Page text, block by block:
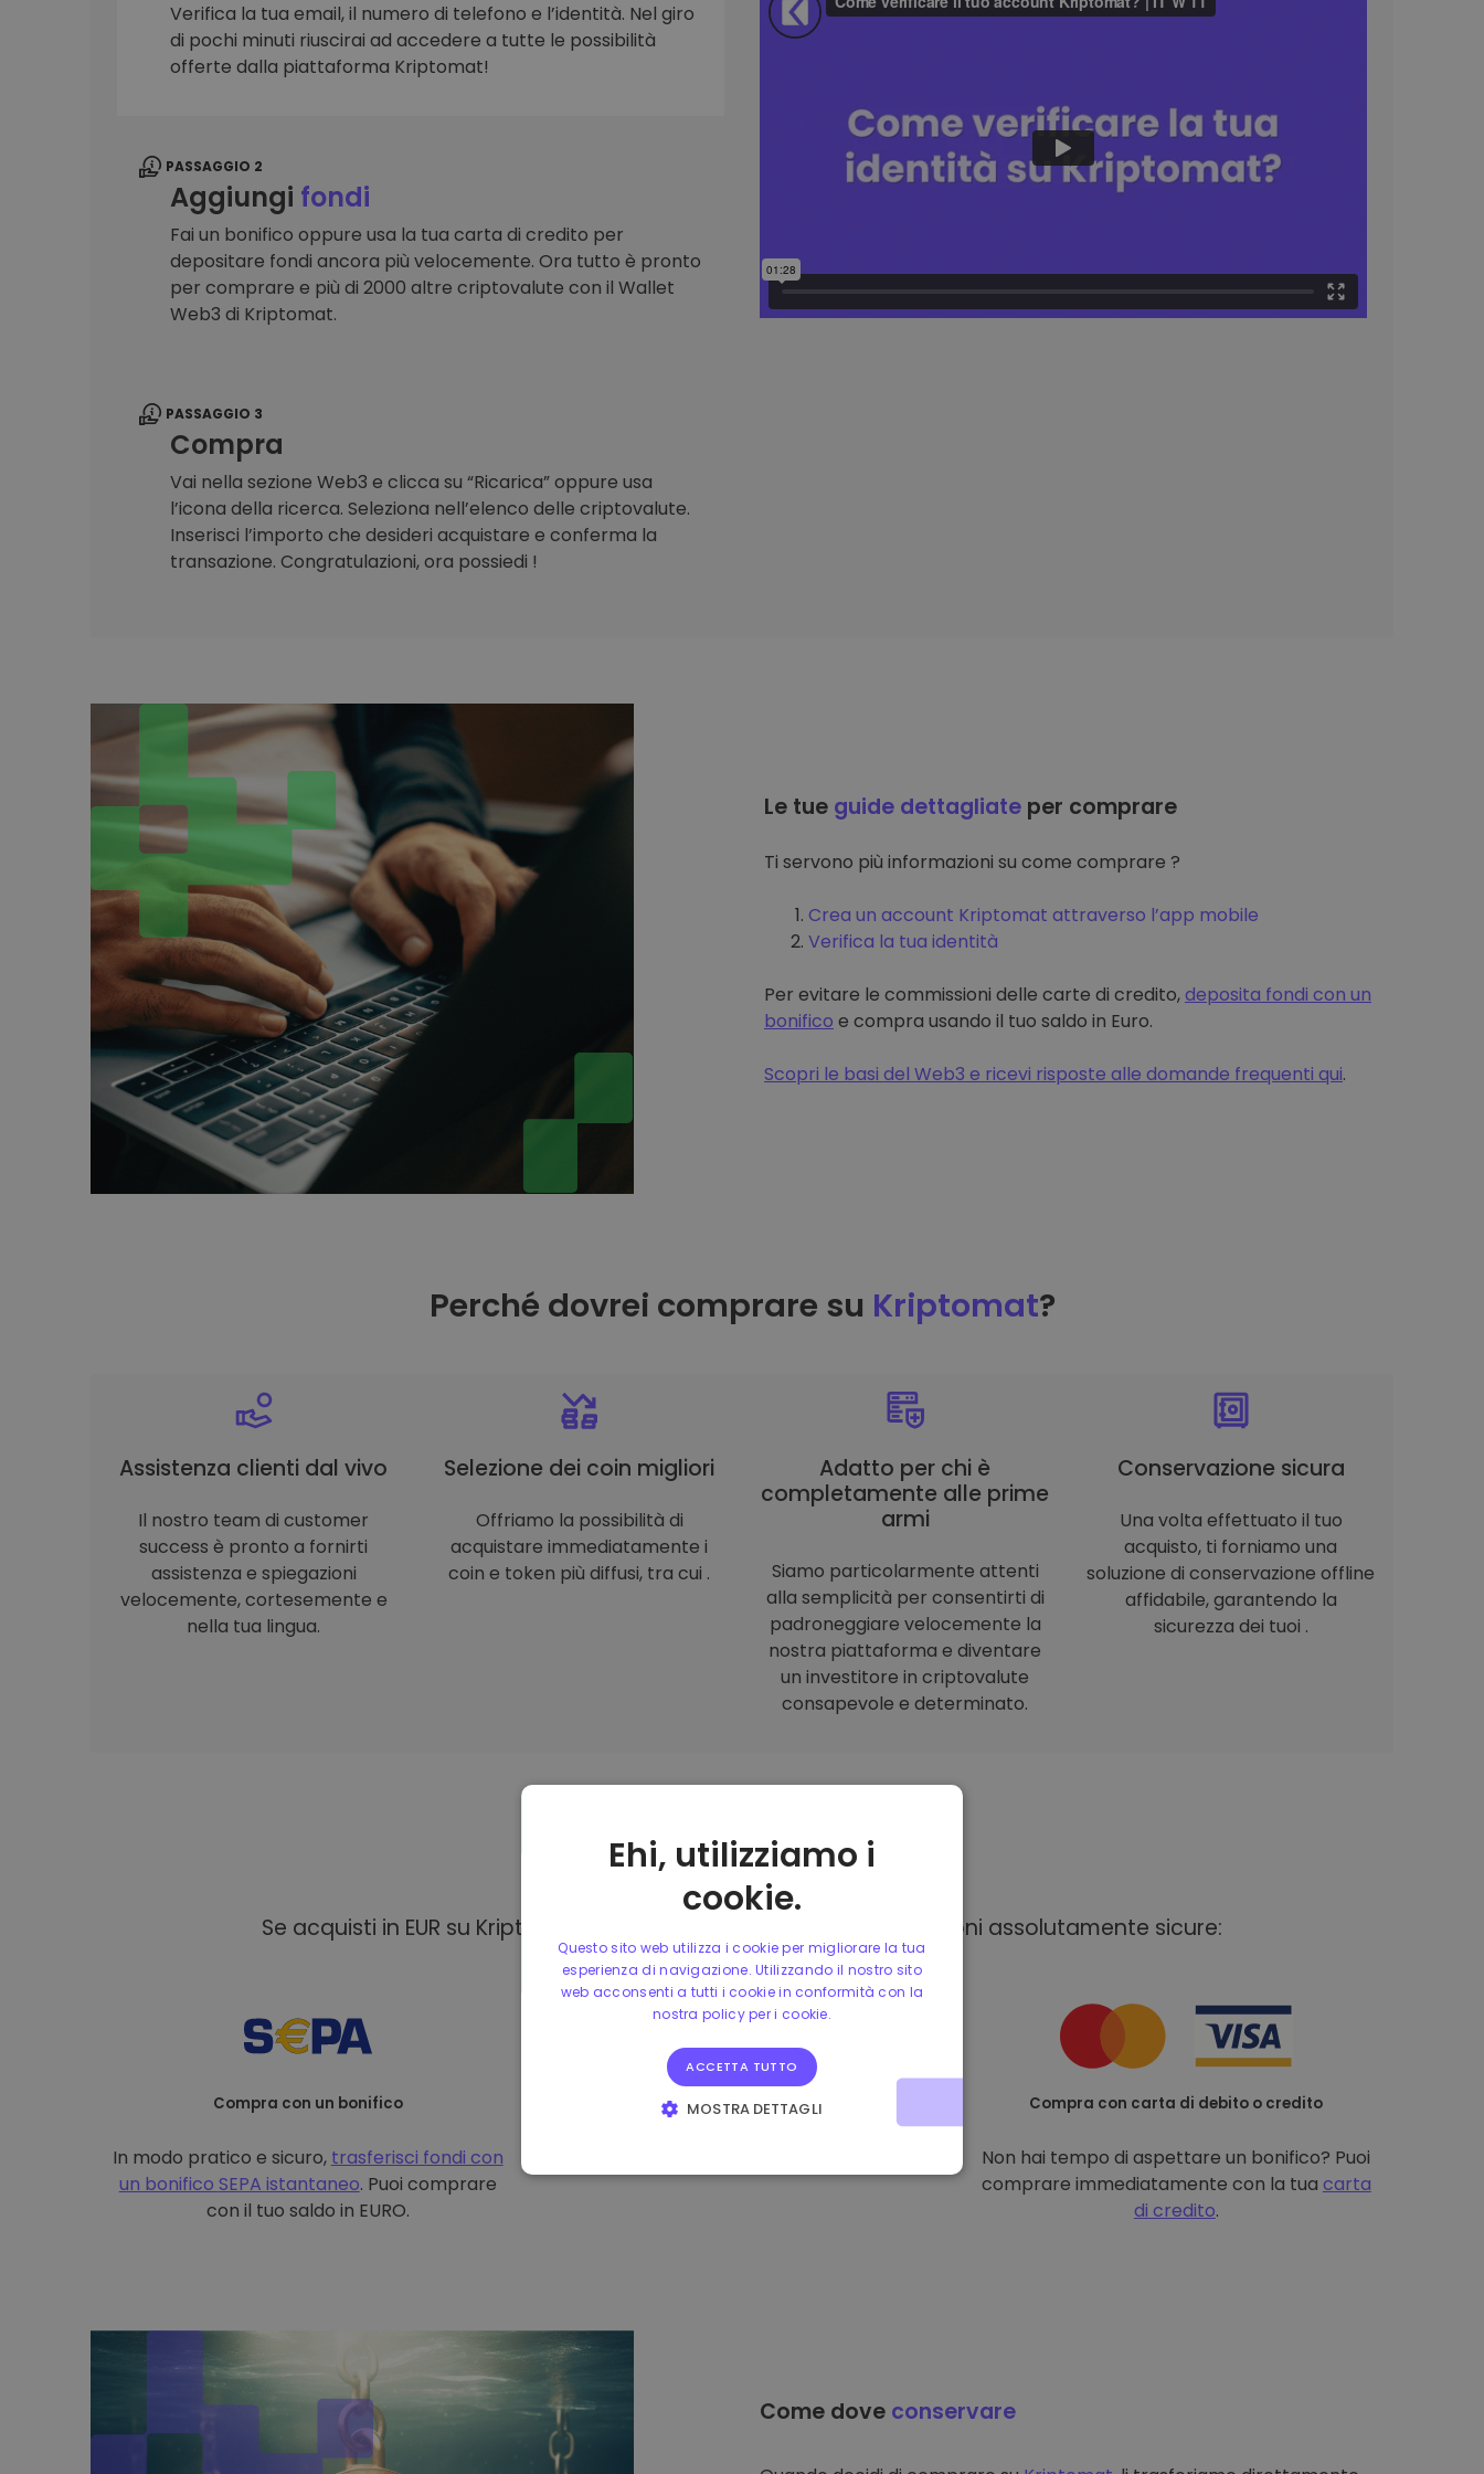
Scoperta investimenti
Trova la tua strategia crypto
Verifica la tua email, il numero di telefono e l’identità. Nel giro
di pochi minuti riuscirai ad accedere a tutte le possibilità
offerte dalla piattaforma Kriptomat!
PASSAGGIO 2
Aggiungi fondi
Fai un bonifico oppure usa la tua carta di credito per
depositare fondi ancora più velocemente. Ora tutto è pronto
per comprare e più di 2000 altre criptovalute con il Wallet
Web3 di Kriptomat.
PASSAGGIO 3
Compra
Vai nella sezione Web3 e clicca su “Ricarica” oppure usa
l’icona della ricerca. Seleziona nell’elenco delle criptovalute.
Inserisci l’importo che desideri acquistare e conferma la
transazione. Congratulazioni, ora possiedi !
Le tue guide dettagliate per comprare
Ti servono più informazioni su come comprare ?
Crea un account Kriptomat attraverso l’app mobile
Verifica la tua identità
Per evitare le commissioni delle carte di credito,deposita fondi con un
bonifico e compra usando il tuo saldo in Euro.
Scopri le basi del Web3 e ricevi risposte alle domande frequenti qui.
Perché dovrei comprare su Kriptomat?
Assistenza clienti dal vivo
Il nostro team di customer
success è pronto a fornirti
assistenza e spiegazioni
velocemente, cortesemente e
nella tua lingua.
Selezione dei coin migliori
Offriamo la possibilità di
acquistare immediatamente i
coin e token più diffusi, tra cui .
Adatto per chi è
completamente alle prime
armi
Siamo particolarmente attenti
alla semplicità per consentirti di
padroneggiare velocemente la
nostra piattaforma e diventare
un investitore in criptovalute
consapevole e determinato.
Conservazione sicura
Una volta effettuato il tuo
acquisto, ti forniamo una
soluzione di conservazione offline
affidabile, garantendo la
sicurezza dei tuoi .
Modalità dipagamento
Se acquisti in EUR su Kriptomat, hai a tua disposizione diverse opzioni assolutamente sicure:
Compra con un bonifico
In modo pratico e sicuro, trasferisci fondi con
un bonifico SEPA istantaneo. Puoi comprare
con il tuo saldo in EURO.
Compra con carta di debito o credito
Non hai tempo di aspettare un bonifico? Puoi
comprare immediatamente con la tua carta
di credito.
Come dove conservare
Ehi, utilizziamo i
cookie.
Questo sito web utilizza i cookie per migliorare la tua
esperienza di navigazione. Utilizzando il nostro sito
web acconsenti a tutti i cookie in conformità con la
nostra policy per i cookie.
ACCETTA TUTTO
MOSTRA DETTAGLI